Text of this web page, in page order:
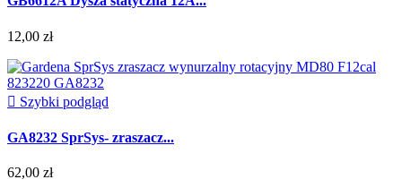
12,00 zł
 Szybki podgląd
GA8232 SprSys- zraszacz...
62,00 zł